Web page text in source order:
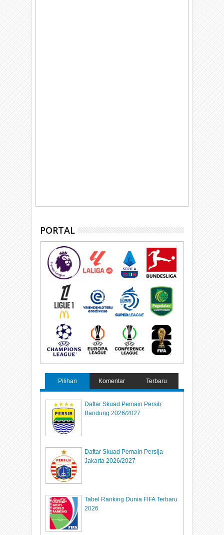
PORTAL
Pilihan Komentar Terbaru
Daftar Skuad Pemain Persib
Bandung 2026/2027
Daftar Skuad Pemain Persija
Jakarta 2026/2027
Tabel Ranking Dunia FIFA Terbaru
2026